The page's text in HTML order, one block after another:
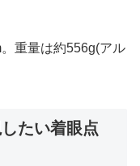
重量は約556g(アル
たい着眼点